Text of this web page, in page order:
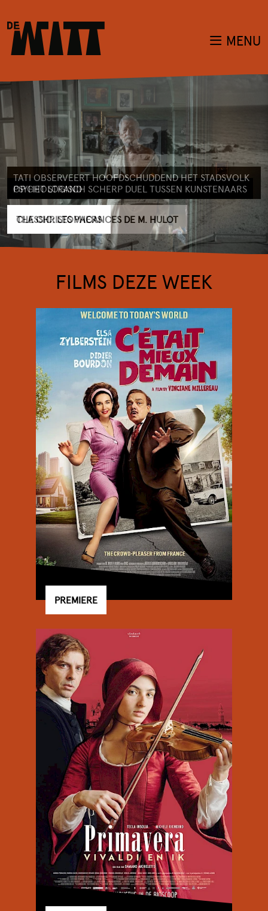
MENU
TATI OBSERVEERT HOOFDSCHUDDEND HET STADSVOLK
OP HET STRAND
CLASSIC: LES VACANCES DE M. HULOT
FILMS DEZE WEEK
PREMIERE